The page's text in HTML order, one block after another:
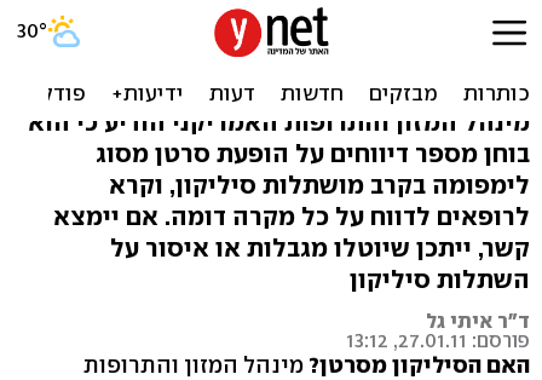
ה-FDA חושד: שתלי סיליקון
גורמים לסרטן נדיר
מינהל המזון והתרופות האמריקני הודיע כי הוא
בוחן מספר דיווחים על הופעת סרטן מסוג
לימפומה בקרב מושתלות סיליקון, וקרא
לרופאים לדווח על כל מקרה דומה. אם יימצא
קשר, ייתכן שיוטלו מגבלות או איסור על
השתלות סיליקון
ד"ר איתי גל
פורסם: 27.01.11, 13:12
האם הסיליקון מסרטן? מינהל המזון והתרופות